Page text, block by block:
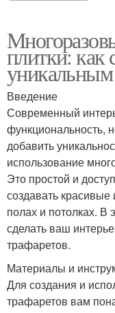
плитки: как
уникальным
Введение
Современный
функциональность,
добавить
использование
Это простой и
создавать
полах и потолках. В
сделать ваш
трафаретов.
Материалы и
Для создания и
трафаретов вам